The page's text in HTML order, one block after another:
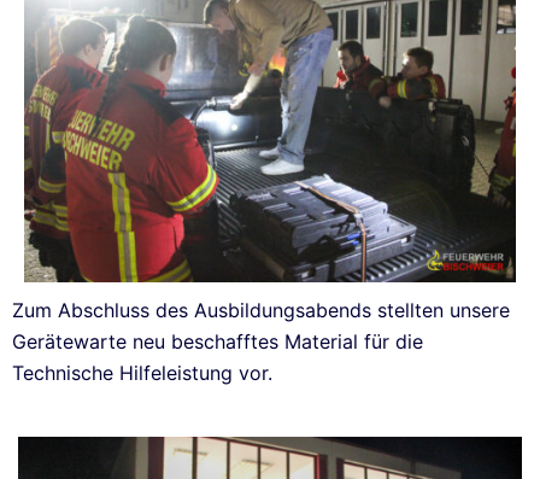
Zum Abschluss des Ausbildungsabends stellten unsere
Gerätewarte neu beschafftes Material für die
Technische Hilfeleistung vor.